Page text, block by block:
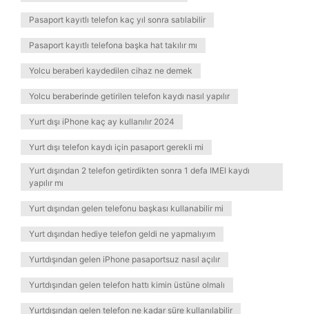
Pasaport kayıtlı telefon kaç yıl sonra satılabilir
Pasaport kayıtlı telefona başka hat takılır mı
Yolcu beraberi kaydedilen cihaz ne demek
Yolcu beraberinde getirilen telefon kaydı nasıl yapılır
Yurt dışı iPhone kaç ay kullanılır 2024
Yurt dışı telefon kaydı için pasaport gerekli mi
Yurt dışından 2 telefon getirdikten sonra 1 defa IMEI kaydı
yapılır mı
Yurt dışından gelen telefonu başkası kullanabilir mi
Yurt dışından hediye telefon geldi ne yapmalıyım
Yurtdışından gelen iPhone pasaportsuz nasıl açılır
Yurtdışından gelen telefon hattı kimin üstüne olmalı
Yurtdışından gelen telefon ne kadar süre kullanılabilir